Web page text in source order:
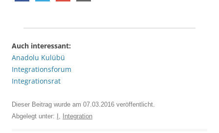
Auch interessant:
Anadolu Kulübü
Integrationsforum
Integrationsrat
Dieser Beitrag wurde am 07.03.2016 veröffentlicht.
Abgelegt unter: I Integration